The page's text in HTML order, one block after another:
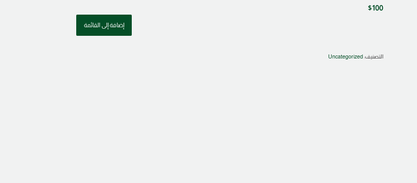
$100
إضافة إلى القائمة
التصنيف:Uncategorized